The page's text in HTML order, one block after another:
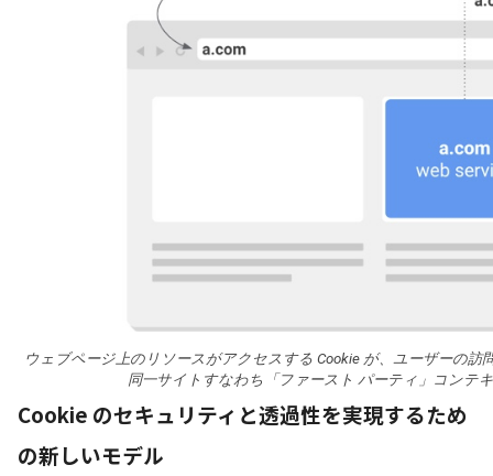
ウェブページ上のリソースがアクセスする Cookie が、ユーザーの訪
同一サイトすなわち「ファースト パーティ」 コンテ
Cookie のセキュリティと透過性を実現するため
の新しいモデル